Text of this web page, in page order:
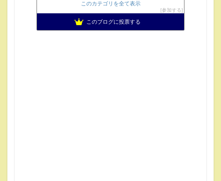
このカテゴリを全て表示
参加する
このブログに投票する